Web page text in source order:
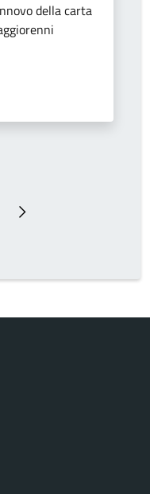
della carta
Prossima pagina